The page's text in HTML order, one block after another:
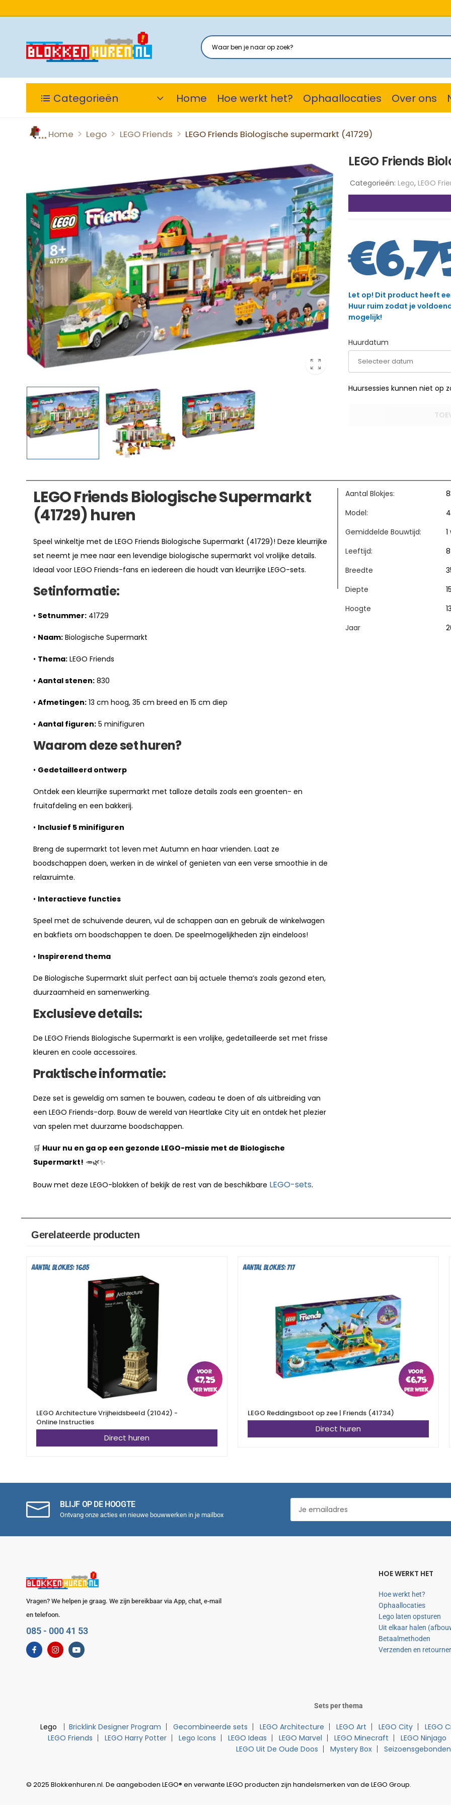
Categorieën Home Hoe werkt het? Ophaallocaties Over ons
Home > Lego > LEGO Friends > LEGO Friends Biologische supermarkt (41729)
LEGO Friends
Categorieën: Lego, LEGO
€
Let op! Dit product heeft
Huur ruim zodat je
mogelijk!
Huurdatum
Huursessies kunnen niet op
LEGO Friends Biologische Supermarkt
(41729) huren
Speel winkeltje met de LEGO Friends Biologische Supermarkt (41729)! Deze kleurrijke
set neemt je mee naar een levendige biologische supermarkt vol vrolijke details.
Ideaal voor LEGO Friends-fans en iedereen die houdt van kleurrijke LEGO-sets.
Setinformatie:
• Setnummer: 41729
• Naam: Biologische Supermarkt
• Thema: LEGO Friends
• Aantal stenen: 830
• Afmetingen: 13 cm hoog, 35 cm breed en 15 cm diep
• Aantal figuren: 5 minifiguren
Waarom deze set huren?
• Gedetailleerd ontwerp
Ontdek een kleurrijke supermarkt met talloze details zoals een groenten- en
fruitafdeling en een bakkerij.
• Inclusief 5 minifiguren
Breng de supermarkt tot leven met Autumn en haar vrienden. Laat ze
boodschappen doen, werken in de winkel of genieten van een verse smoothie in de
relaxruimte.
• Interactieve functies
Speel met de schuivende deuren, vul de schappen aan en gebruik de winkelwagen
en bakfiets om boodschappen te doen. De speelmogelijkheden zijn eindeloos!
• Inspirerend thema
De Biologische Supermarkt sluit perfect aan bij actuele thema’s zoals gezond eten,
duurzaamheid en samenwerking.
Exclusieve details:
De LEGO Friends Biologische Supermarkt is een vrolijke, gedetailleerde set met frisse
kleuren en coole accessoires.
Praktische informatie:
Deze set is geweldig om samen te bouwen, cadeau te doen of als uitbreiding van
een LEGO Friends-dorp. Bouw de wereld van Heartlake City uit en ontdek het plezier
van spelen met duurzame boodschappen.
🛒 Huur nu en ga op een gezonde LEGO-missie met de Biologische
Supermarkt! 🥕🌿✨
Bouw met deze LEGO-blokken of bekijk de rest van de beschikbare LEGO-sets.
Aantal Blokjes:
Model:
Gemiddelde Bouwtijd:
Leeftijd:
8
Breedte
Diepte
Hoogte
Jaar
Gerelateerde producten
Aantal blokjes: 1685
€7,25
LEGO Architecture Vrijheidsbeeld (21042) -
Online Instructies
Direct huren
Aantal blokjes: 717
€6,75
LEGO Reddingsboot op zee | Friends (41734)
Direct huren
BLIJF OP DE HOOGTE
Ontvang onze acties en nieuwe bouwwerken in je mailbox
Vragen? We helpen je graag. We zijn bereikbaar via App, chat, e-mail
en telefoon.
085 - 000 41 53
HOE WERKT HET
Hoe werkt het?
Ophaallocaties
Lego laten opsturen
Uit elkaar halen
Betaalmethoden
Verzenden en
Sets per thema
Lego Bricklink Designer Program Gecombineerde sets LEGO Architecture LEGO Art LEGO City LEGO
LEGO Friends
LEGO Harry Potter Lego Icons LEGO Ideas LEGO Marvel LEGO Minecraft LEGO Ninjago
LEGO Uit De Oude Doos
Mystery Box Seizoensgebonden
© 2025 Blokkenhuren.nl. De aangeboden LEGO® en verwante LEGO producten zijn handelsmerken van de LEGO Group.